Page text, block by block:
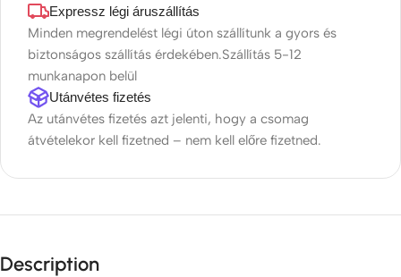
Expressz légi áruszállítás
Minden megrendelést légi úton szállítunk a gyors és
biztonságos szállítás érdekében.Szállítás 5-12
munkanapon belül
Utánvétes fizetés
Az utánvétes fizetés azt jelenti, hogy a csomag
átvételekor kell fizetned – nem kell előre fizetned.
Description